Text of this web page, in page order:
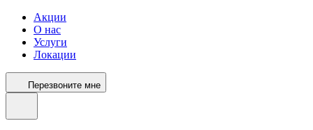
Акции
О нас
Услуги
Локации
Перезвоните мне